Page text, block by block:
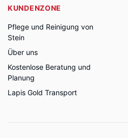
KUNDENZONE
Pflege und Reinigung von
Stein
Über uns
Kostenlose Beratung und
Planung
Lapis Gold Transport